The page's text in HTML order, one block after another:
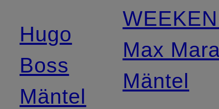
Hugo
Boss
Mäntel
Max
Mäntel